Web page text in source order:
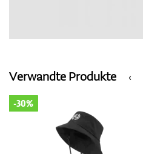
‹
Verwandte Produkte
-30%